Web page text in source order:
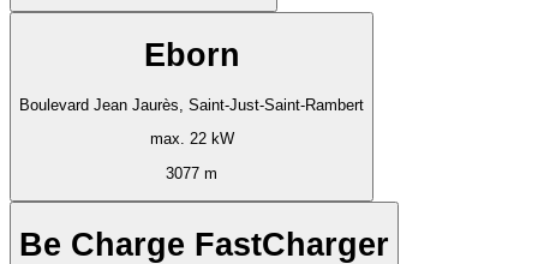
Eborn
Boulevard Jean Jaurès, Saint-Just-Saint-Rambert
max. 22 kW
3077 m
Be Charge FastCharger